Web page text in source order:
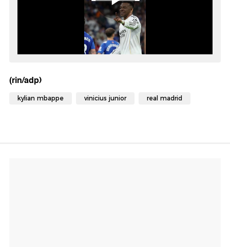
(rin/adp)
kylian mbappe vinicius junior real madrid